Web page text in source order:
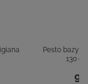
Pesto
130 g